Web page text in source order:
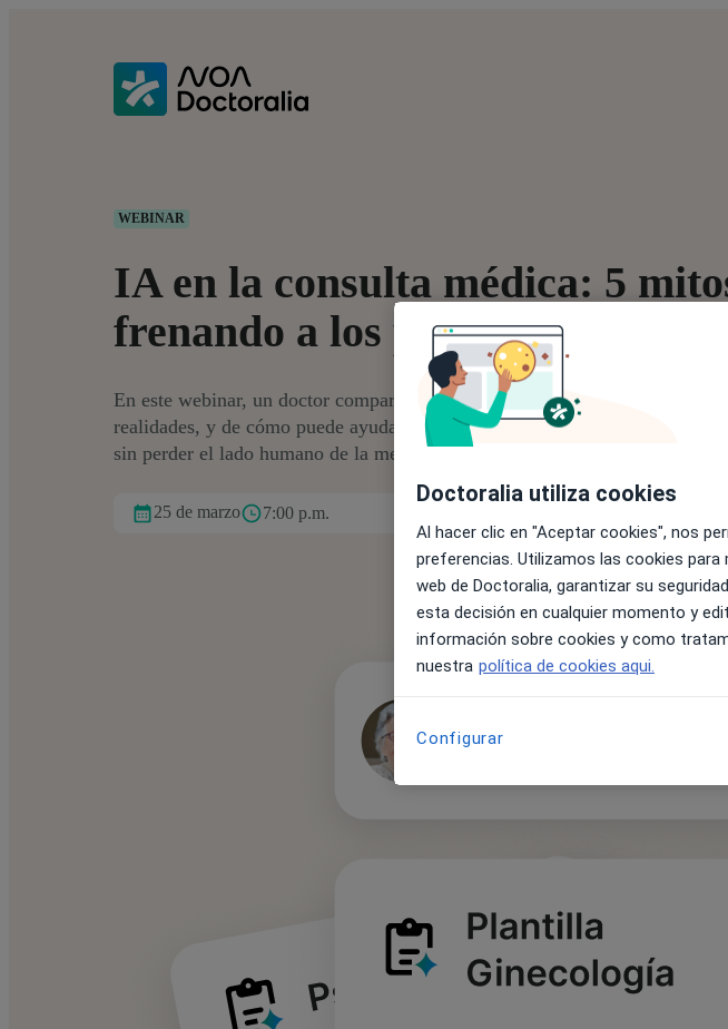
WEBINAR
IA en la consulta médica: 5
frenando a los profesionales
En este webinar, un doctor compartirá su experiencia real usando IA en su
realidades, y de cómo puede ayudarte a reducir carga administrativa,
sin perder el lado humano de la medicina.
25 de marzo 7:00 p.m.
Doctoralia utiliza cookies
Al hacer clic en "Aceptar cookies", nos
preferencias. Utilizamos las cookies para
web de Doctoralia, garantizar su
esta decisión en cualquier momento y
información sobre cookies y como
nuestra política de cookies aqui.
Configurar